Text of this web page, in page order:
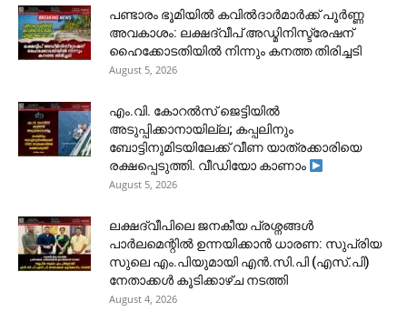
പണ്ടാരം ഭൂമിയിൽ കവിൽദാർമാർക്ക് പൂർണ്ണ
അവകാശം: ലക്ഷദ്വീപ് അഡ്മിനിസ്ട്രേഷന്
ഹൈക്കോടതിയിൽ നിന്നും കനത്ത തിരിച്ചടി
August 5, 2026
​എം.വി. കോറൽസ് ജെട്ടിയിൽ
അടുപ്പിക്കാനായില്ല; കപ്പലിനും
ബോട്ടിനുമിടയിലേക്ക് വീണ യാത്രക്കാരിയെ
രക്ഷപ്പെടുത്തി. വീഡിയോ കാണാം
August 5, 2026
ലക്ഷദ്വീപിലെ ജനകീയ പ്രശ്നങ്ങൾ
പാർലമെന്റിൽ ഉന്നയിക്കാൻ ധാരണ: സുപ്രിയ
സുലെ എം.പിയുമായി എൻ.സി.പി (എസ്.പി)
നേതാക്കൾ കൂടിക്കാഴ്ച നടത്തി
August 4, 2026